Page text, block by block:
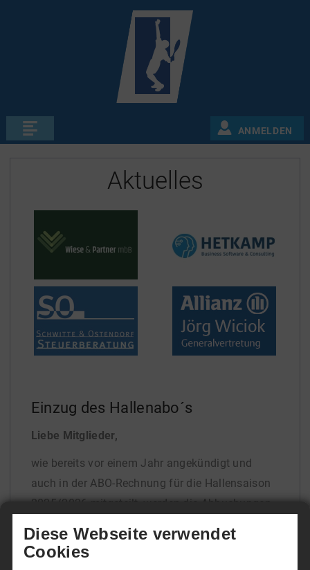
ANMELDEN
Aktuelles
Einzug des Hallenabo´s
Liebe Mitglieder,
wie bereits vor einem Jahr angekündigt und
auch in der ABO-Rechnung für die Hallensaison
2025/2026 mitgeteilt, werden die Abbuchungen
2025durchgeführt. Die uns vorliegenden
Diese Webseite verwendet
Cookies